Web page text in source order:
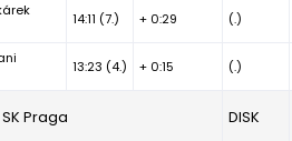
14:11 (7.) + 0:29 (.)
13:23 (4.) + 0:15 (.)
SK Praga DISK